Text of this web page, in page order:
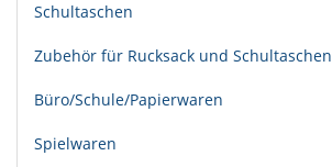
Schultaschen
Zubehör für Rucksack und Schultaschen
Büro/Schule/Papierwaren
Spielwaren